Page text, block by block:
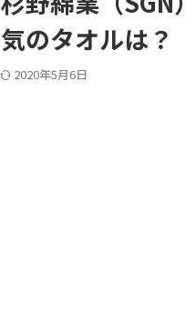
気のタオルは？
2020年5月6日